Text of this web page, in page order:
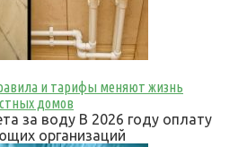
и тарифы меняют жизнь
домов
за воду В 2026 году оплату
организаций